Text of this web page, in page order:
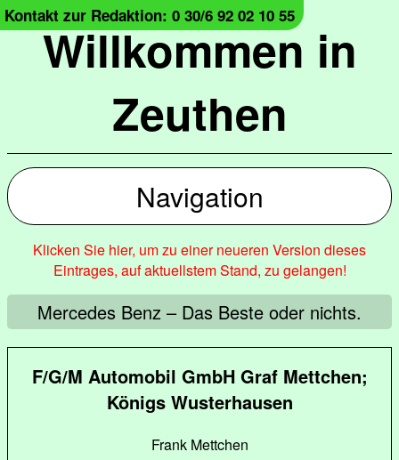
Willkommen in
Zeuthen
Kontakt zur Redaktion: 0 30/6 92 02 10 55
Navigation
Klicken Sie hier, um zu einer neueren Version dieses
Eintrages, auf aktuellstem Stand, zu gelangen!
Mercedes Benz – Das Beste oder nichts.
F/G/M Automobil GmbH Graf Mettchen;
Königs Wusterhausen
Frank Mettchen